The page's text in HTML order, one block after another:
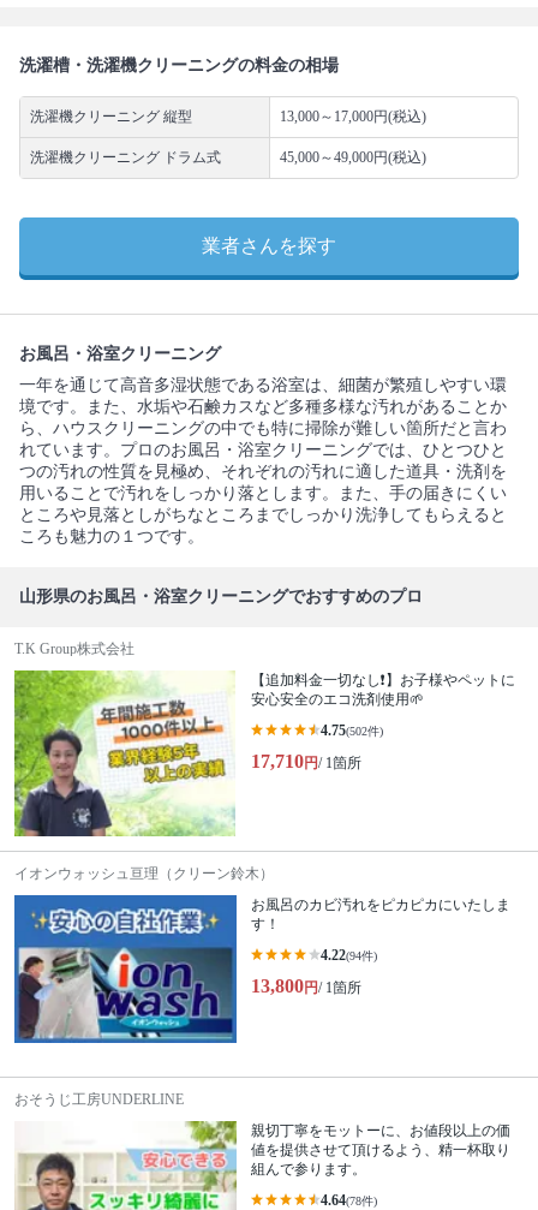
洗濯槽・洗濯機クリーニングの料金の相場
洗濯機クリーニング 縦型 13,000～17,000円(税込)
洗濯機クリーニング ドラム式 45,000～49,000円(税込)
業者さんを探す
お風呂・浴室クリーニング
一年を通じて高音多湿状態である浴室は、細菌が繁殖しやすい環
境です。また、水垢や石鹸カスなど多種多様な汚れがあることか
ら、ハウスクリーニングの中でも特に掃除が難しい箇所だと言わ
れています。プロのお風呂・浴室クリーニングでは、ひとつひと
つの汚れの性質を見極め、それぞれの汚れに適した道具・洗剤を
用いることで汚れをしっかり落とします。また、手の届きにくい
ところや見落としがちなところまでしっかり洗浄してもらえると
ころも魅力の１つです。
山形県のお風呂・浴室クリーニングでおすすめのプロ
T.K Group株式会社
【追加料金一切なし❗️】お子様やペットに
安心安全のエコ洗剤使用🌱
4.75(502件)
17,710円/ 1箇所
イオンウォッシュ亘理（クリーン鈴木）
お風呂のカビ汚れをピカピカにいたしま
す！
4.22(94件)
13,800円/ 1箇所
おそうじ工房UNDERLINE
親切丁寧をモットーに、お値段以上の価
値を提供させて頂けるよう、精一杯取り
組んで参ります。
4.64(78件)